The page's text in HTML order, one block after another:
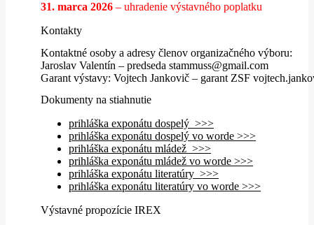
31. marca 2026 – uhradenie výstavného poplatku
Kontakty
Kontaktné osoby a adresy členov organizačného výboru:
Jaroslav Valentín – predseda stammuss@gmail.com
Garant výstavy: Vojtech Jankovič – garant ZSF
Dokumenty na stiahnutie
prihláška exponátu dospelý >>>
prihláška exponátu dospelý vo worde >>>
prihláška exponátu mládež >>>
prihláška exponátu mládež vo worde >>>
prihláška exponátu literatúry >>>
prihláška exponátu literatúry vo worde >>>
Výstavné propozície IREX